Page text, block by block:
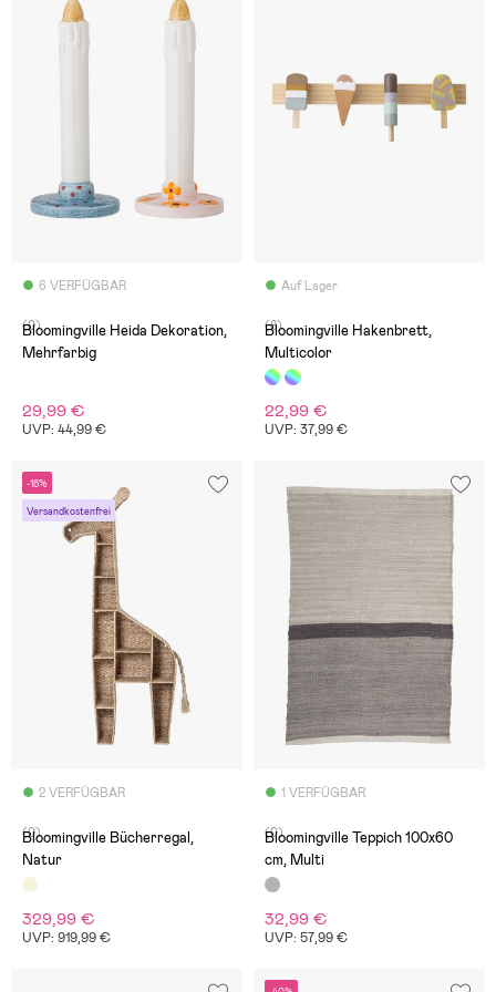
6 VERFÜGBAR
(0)
Bloomingville Heida Dekoration,
Mehrfarbig
29,99 €
UVP: 44,99 €
Auf Lager
(8)
Bloomingville Hakenbrett,
Multicolor
22,99 €
UVP: 37,99 €
-18%
Versandkostenfrei
2 VERFÜGBAR
(0)
Bloomingville Bücherregal,
Natur
329,99 €
UVP: 919,99 €
1 VERFÜGBAR
(0)
Bloomingville Teppich 100x60
cm, Multi
32,99 €
UVP: 57,99 €